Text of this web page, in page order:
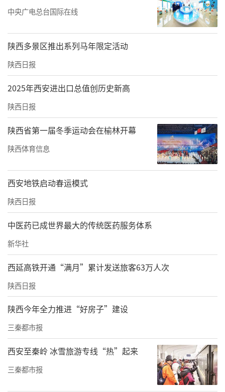
中央广电总台国际在线
陕西多景区推出系列马年限定活动
陕西日报
2025年西安进出口总值创历史新高
陕西日报
陕西省第一届冬季运动会在榆林开幕
陕西体育信息
西安地铁启动春运模式
陕西日报
中医药已成世界最大的传统医药服务体系
新华社
西延高铁开通“满月”累计发送旅客63万人次
陕西日报
陕西今年全力推进“好房子”建设
三秦都市报
西安至秦岭 冰雪旅游专线“热”起来
三秦都市报